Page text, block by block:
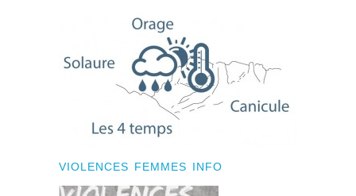
VIOLENCES FEMMES INFO